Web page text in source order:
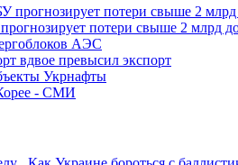
потери свыше 2 млрд
АЭС
вдвое превысил экспорт
Укрнафты
- СМИ